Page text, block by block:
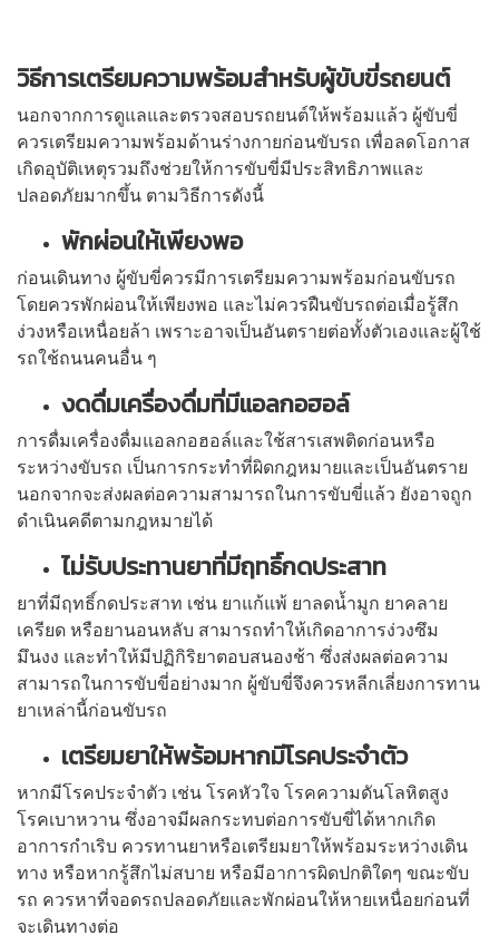
วิธีการเตรียมความพร้อมสำหรับผู้ขับขี่รถยนต์
นอกจากการดูแลและตรวจสอบรถยนต์ให้พร้อมแล้ว ผู้ขับขี่
ควรเตรียมความพร้อมด้านร่างกายก่อนขับรถ เพื่อลดโอกาส
เกิดอุบัติเหตุรวมถึงช่วยให้การขับขี่มีประสิทธิภาพและ
ปลอดภัยมากขึ้น ตามวิธีการดังนี้
พักผ่อนให้เพียงพอ
ก่อนเดินทาง ผู้ขับขี่ควรมีการเตรียมความพร้อมก่อนขับรถ
โดยควรพักผ่อนให้เพียงพอ และไม่ควรฝืนขับรถต่อเมื่อรู้สึก
ง่วงหรือเหนื่อยล้า เพราะอาจเป็นอันตรายต่อทั้งตัวเองและผู้ใช้
รถใช้ถนนคนอื่น ๆ
งดดื่มเครื่องดื่มที่มีแอลกอฮอล์
การดื่มเครื่องดื่มแอลกอฮอล์และใช้สารเสพติดก่อนหรือ
ระหว่างขับรถ เป็นการกระทำที่ผิดกฎหมายและเป็นอันตราย
นอกจากจะส่งผลต่อความสามารถในการขับขี่แล้ว ยังอาจถูก
ดำเนินคดีตามกฎหมายได้
ไม่รับประทานยาที่มีฤทธิ์กดประสาท
ยาที่มีฤทธิ์กดประสาท เช่น ยาแก้แพ้ ยาลดน้ำมูก ยาคลาย
เครียด หรือยานอนหลับ สามารถทำให้เกิดอาการง่วงซึม
มึนงง และทำให้มีปฏิกิริยาตอบสนองช้า ซึ่งส่งผลต่อความ
สามารถในการขับขี่อย่างมาก ผู้ขับขี่จึงควรหลีกเลี่ยงการทาน
ยาเหล่านี้ก่อนขับรถ
เตรียมยาให้พร้อมหากมีโรคประจำตัว
หากมีโรคประจำตัว เช่น โรคหัวใจ โรคความดันโลหิตสูง
โรคเบาหวาน ซึ่งอาจมีผลกระทบต่อการขับขี่ได้หากเกิด
อาการกำเริบ ควรทานยาหรือเตรียมยาให้พร้อมระหว่างเดิน
ทาง หรือหากรู้สึกไม่สบาย หรือมีอาการผิดปกติใดๆ ขณะขับ
รถ ควรหาที่จอดรถปลอดภัยและพักผ่อนให้หายเหนื่อยก่อนที่
จะเดินทางต่อ